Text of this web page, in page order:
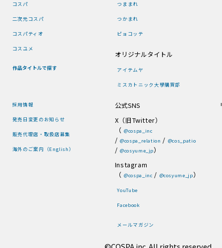
コスパ
二次元コスパ
コスパティオ
コスユメ
作品タイトルで探す
つままれ
つかまれ
ピョコッテ
オリジナルタイトル
アイテムヤ
ミスカトニック大學購買部
採用情報
発売日変更のお知らせ
販売代理店・取扱店募集
海外のご案内（English）
公式SNS
X（旧Twitter）
（ @cospa_inc
/ @cospa_relation / @cos_patio
/ @cosyume_jp）
Instagram
（ @cospa_inc / @cosyume_jp）
YouTube
Facebook
メールマガジン